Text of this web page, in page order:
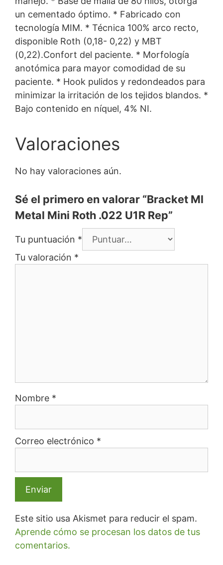
un cementado óptimo. * Fabricado con
tecnología MIM. * Técnica 100% arco recto,
disponible Roth (0,18- 0,22) y MBT
(0,22).Confort del paciente. * Morfología
anotómica para mayor comodidad de su
paciente. * Hook pulidos y redondeados para
minimizar la irritación de los tejidos blandos. *
Bajo contenido en níquel, 4% NI.
Valoraciones
No hay valoraciones aún.
Sé el primero en valorar “Bracket Ml
Metal Mini Roth .022 U1R Rep”
Tu puntuación *
Tu valoración *
Nombre *
Correo electrónico *
Este sitio usa Akismet para reducir el spam.
Aprende cómo se procesan los datos de tus
comentarios.